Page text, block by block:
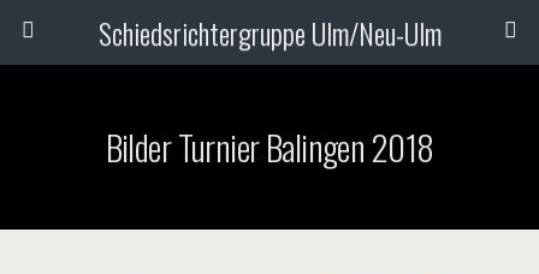
Schiedsrichtergruppe Ulm/Neu-Ulm
Bilder Turnier Balingen 2018